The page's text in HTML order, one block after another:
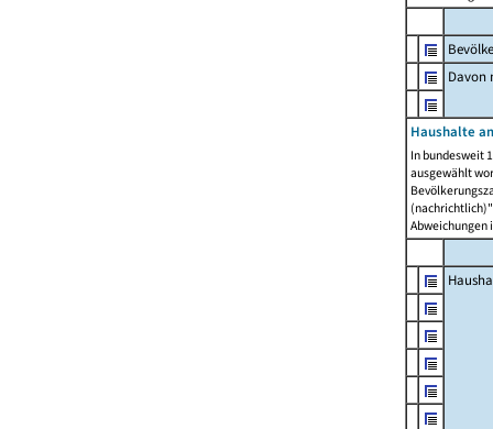
Davon
Haushalte
In bundesweit
ausgewählt
Abweichungen